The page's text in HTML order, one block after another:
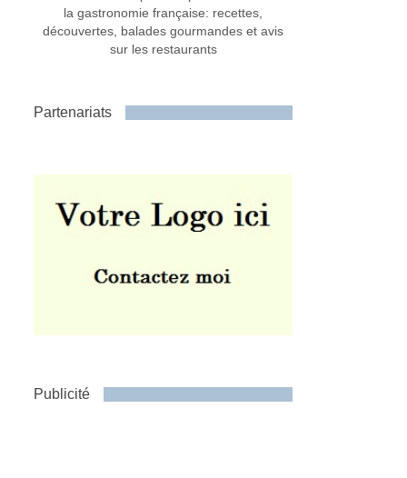
la gastronomie française: recettes,
découvertes, balades gourmandes et avis
sur les restaurants
Partenariats
Publicité